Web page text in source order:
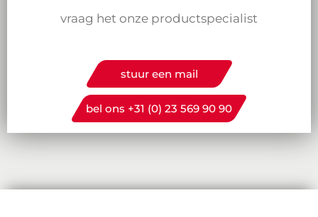
vraag het onze productspecialist
stuur een mail
bel ons +31 (0) 23 569 90 90